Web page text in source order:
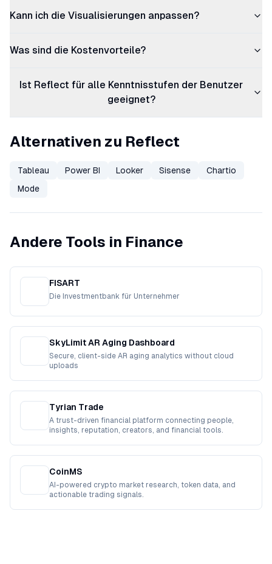
Kann ich die Visualisierungen anpassen?
Was sind die Kostenvorteile?
Ist Reflect für alle Kenntnisstufen der Benutzer
geeignet?
Alternativen zu Reflect
Tableau Power BI Looker Sisense
Chartio
Mode
Andere Tools in Finance
FISART
Die Investmentbank für Unternehmer
SkyLimit AR Aging Dashboard
Secure, client-side AR aging analytics without cloud
uploads
Tyrian Trade
A trust-driven financial platform connecting people,
insights, reputation, creators, and financial tools.
CoinMS
AI-powered crypto market research, token data, and
actionable trading signals.